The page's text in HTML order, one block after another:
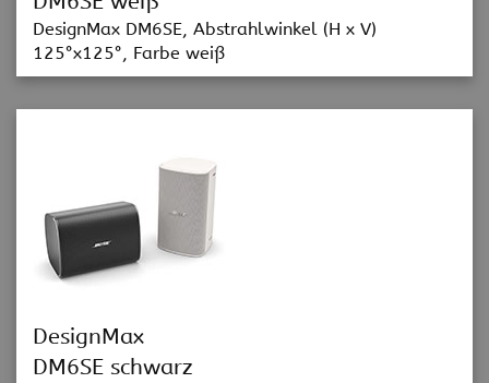
DesignMax DM6SE, Abstrahlwinkel (H x V)
125°x125°, Farbe weiß
DesignMax
DM6SE schwarz